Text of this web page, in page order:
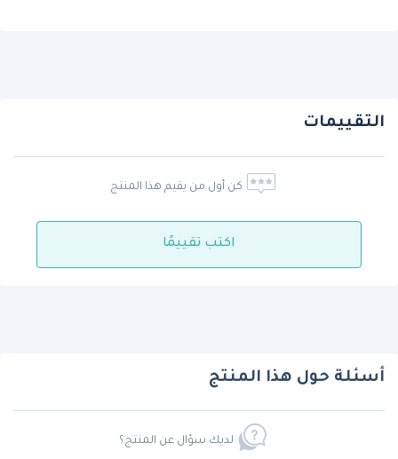
التقييمات
كن أول من يقيم هذا المنتج
اكتب تقييمًا
أسئلة حول هذا المنتج
لديك سؤال عن المنتج؟